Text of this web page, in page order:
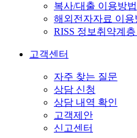
복사/대출 이용방법
해외전자자료 이용
RISS 정보취약계
고객센터
자주 찾는 질문
상담 신청
상담 내역 확인
고객제안
신고센터